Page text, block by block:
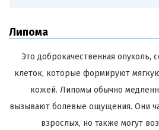
Липома
Это доброкачественная опухоль,
клеток, которые формируют
кожей. Липомы обычно
вызывают болевые ощущения. Они
взрослых, но также могут